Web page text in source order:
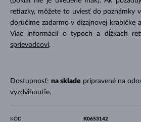
retiazky, môžete to uviesť do poznámky
doručíme zadarmo v dizajnovej krabičke
Viac informácií o typoch a dĺžkach
sprievodcovi.
Dostupnosť: na sklade pripravené na
vyzdvihnutie.
KÓD K0653142